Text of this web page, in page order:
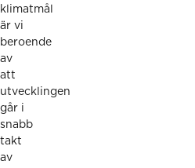
klimatmål
är vi
beroende
av
att
utvecklingen
går i
snabb
takt
av